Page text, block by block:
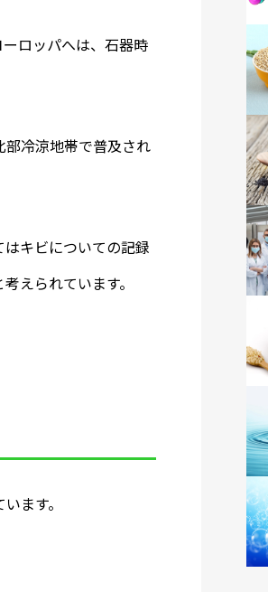
ロッパへは、石器時
部冷涼地帯で普及され
キビについての記録
えられています。
ます。